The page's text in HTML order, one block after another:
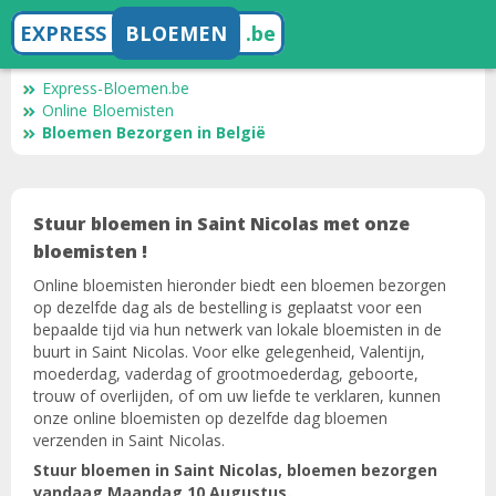
EXPRESS BLOEMEN .be
Express-Bloemen.be
Online Bloemisten
Bloemen Bezorgen in België
Stuur bloemen in Saint Nicolas met onze
bloemisten !
Online bloemisten hieronder biedt een bloemen bezorgen
op dezelfde dag als de bestelling is geplaatst voor een
bepaalde tijd via hun netwerk van lokale bloemisten in de
buurt in Saint Nicolas. Voor elke gelegenheid, Valentijn,
moederdag, vaderdag of grootmoederdag, geboorte,
trouw of overlijden, of om uw liefde te verklaren, kunnen
onze online bloemisten op dezelfde dag bloemen
verzenden in Saint Nicolas.
Stuur bloemen in Saint Nicolas, bloemen bezorgen